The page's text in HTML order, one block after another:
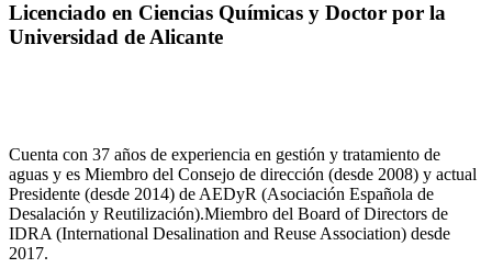
Licenciado en Ciencias Químicas y Doctor por la
Universidad de Alicante
Cuenta con 37 años de experiencia en gestión y tratamiento de
aguas y es Miembro del Consejo de dirección (desde 2008) y actual
Presidente (desde 2014) de AEDyR (Asociación Española de
Desalación y Reutilización).Miembro del Board of Directors de
IDRA (International Desalination and Reuse Association) desde
2017.